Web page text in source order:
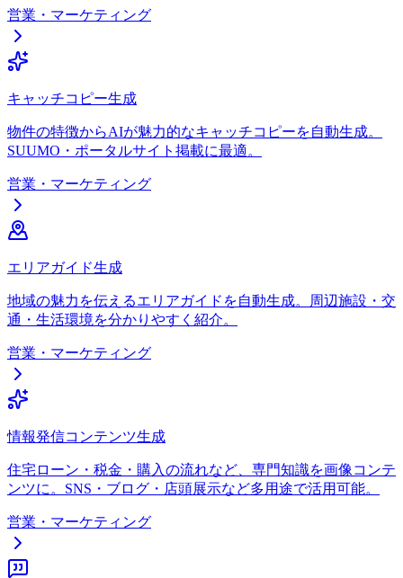
営業・マーケティング
キャッチコピー生成
物件の特徴からAIが魅力的なキャッチコピーを自動生成。
SUUMO・ポータルサイト掲載に最適。
営業・マーケティング
エリアガイド生成
地域の魅力を伝えるエリアガイドを自動生成。周辺施設・交
通・生活環境を分かりやすく紹介。
営業・マーケティング
情報発信コンテンツ生成
住宅ローン・税金・購入の流れなど、専門知識を画像コンテ
ンツに。SNS・ブログ・店頭展示など多用途で活用可能。
営業・マーケティング